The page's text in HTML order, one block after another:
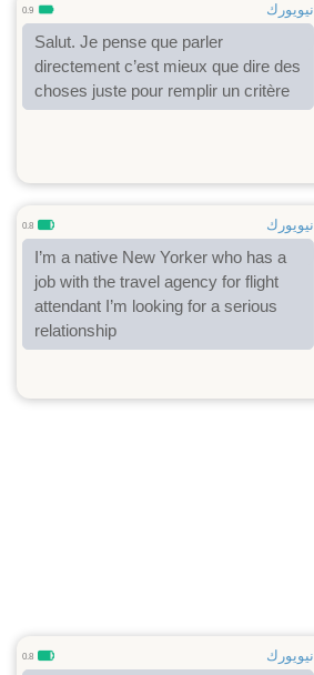
نيويورك 0.9
Salut. Je pense que parler
directement c’est mieux que dire des
choses juste pour remplir un critère
نيويورك 0.8
I’m a native New Yorker who has a
job with the travel agency for flight
attendant I’m looking for a serious
relationship
نيويورك 0.8